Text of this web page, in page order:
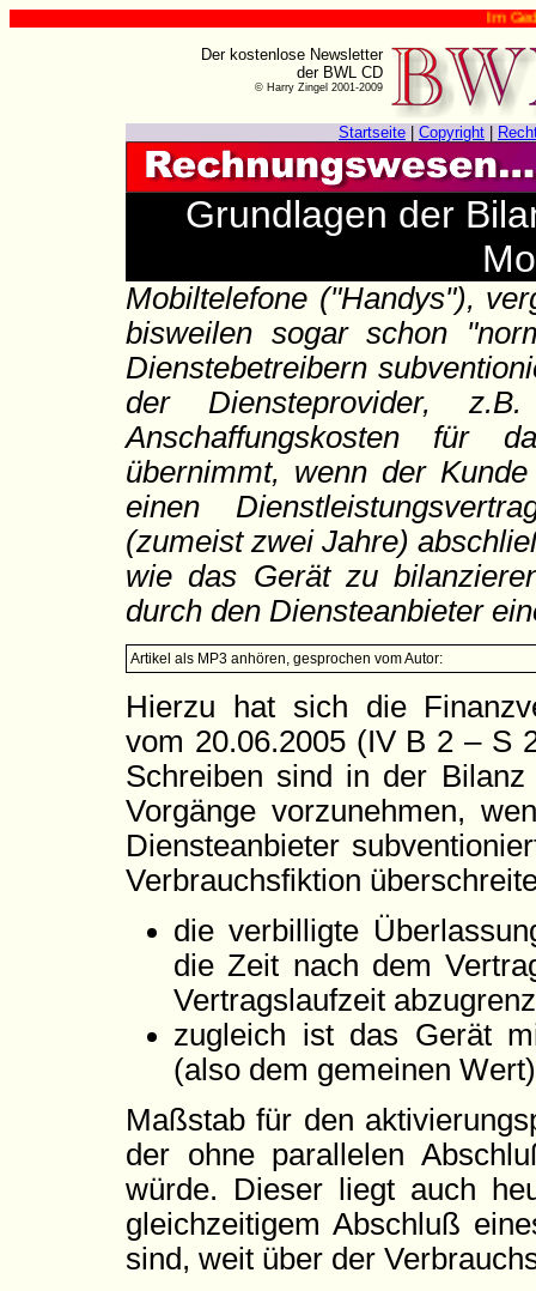
Im
Der kostenlose Newsletter
der BWL CD
© Harry Zingel 2001-2009
Startseite Copyright
Grundlagen der
Mobiltelefone ("Handys"),
bisweilen sogar schon
Dienstebetreibern
der Diensteprovider,
Anschaffungskosten für
übernimmt, wenn der
einen
(zumeist zwei Jahre)
wie das Gerät zu
durch den Diensteanbieter
Artikel als MP3 anhören, gesprochen vom Autor:
Hierzu hat sich die
vom 20.06.2005 (IV B 2 – S
Schreiben sind in der Bilanz
Vorgänge vorzunehmen,
Diensteanbieter
Verbrauchsfiktion
die verbilligte
die Zeit nach dem
Vertragslaufzeit
zugleich ist das Gerät
(also dem gemeinen
Maßstab für den
der ohne parallelen
würde. Dieser liegt auch
gleichzeitigem Abschluß
sind, weit über der